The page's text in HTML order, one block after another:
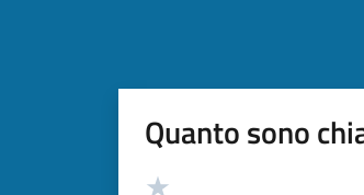
Quanto sono
Valutazione